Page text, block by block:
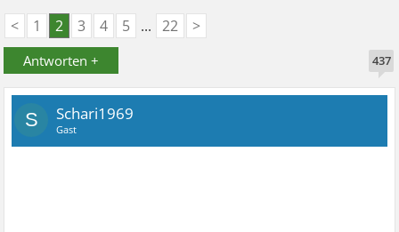
<
1 2 3 4 5 ... 22 >
Antworten + 437
S Schari1969
Gast